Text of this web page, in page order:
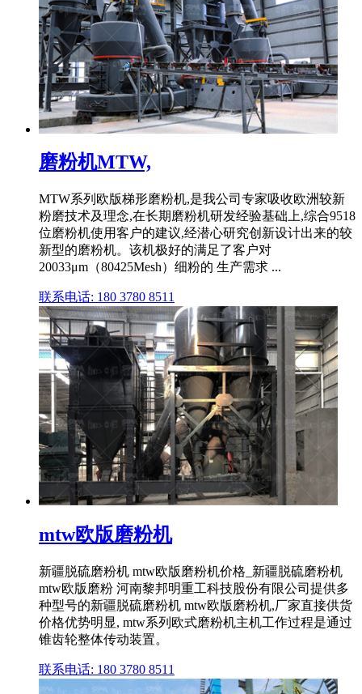
磨粉机MTW,
MTW系列欧版梯形磨粉机,是我公司专家吸收欧洲较新
粉磨技术及理念,在长期磨粉机研发经验基础上,综合9518
位磨粉机使用客户的建议,经潜心研究创新设计出来的较
新型的磨粉机。该机极好的满足了客户对
20033μm（80425Mesh）细粉的 生产需求 ...
联系电话: 180 3780 8511
mtw欧版磨粉机
新疆脱硫磨粉机 mtw欧版磨粉机价格_新疆脱硫磨粉机
mtw欧版磨粉 河南黎邦明重工科技股份有限公司提供多
种型号的新疆脱硫磨粉机 mtw欧版磨粉机,厂家直接供货
价格优势明显, mtw系列欧式磨粉机主机工作过程是通过
锥齿轮整体传动装置。
联系电话: 180 3780 8511